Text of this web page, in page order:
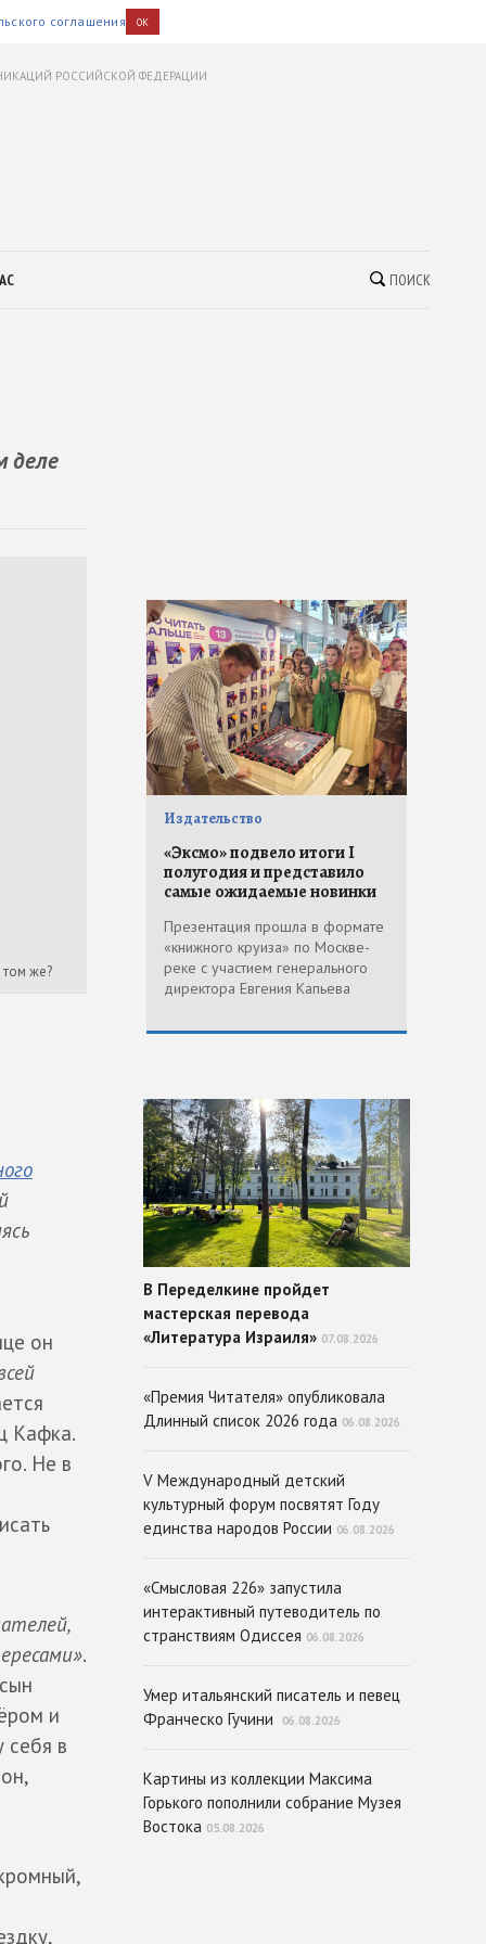
соглашения OK
РОССИЙСКОЙ ФЕДЕРАЦИИ
ПОИСК
деле
же?
он
Кафка.
Не в
.
и
себя в
Издательство
«Эксмо» подвело итоги I
полугодия и представило
самые ожидаемые новинки
Презентация прошла в формате
«книжного круиза» по Москве-
реке с участием генерального
директора Евгения Капьева
В Переделкине пройдет
мастерская перевода
«Литература Израиля» 07.08.2026
«Премия Читателя» опубликовала
Длинный список 2026 года 06.08.2026
V Международный детский
культурный форум посвятят Году
единства народов России 06.08.2026
«Смысловая 226» запустила
интерактивный путеводитель по
странствиям Одиссея 06.08.2026
Умер итальянский писатель и певец
Франческо Гучини
06.08.2026
Картины из коллекции Максима
Горького пополнили собрание Музея
Востока 05.08.2026